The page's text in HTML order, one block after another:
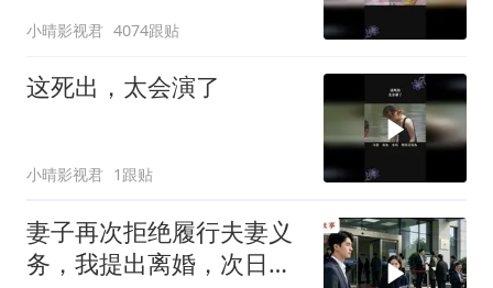
小晴影视君 4074跟贴
这死出，太会演了
小晴影视君 1跟贴
妻子再次拒绝履行夫妻义
务，我提出离婚，次日前